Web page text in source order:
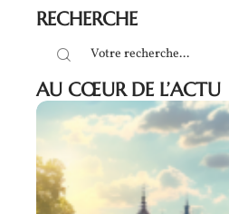
RECHERCHE
AU CŒUR DE L’ACTU